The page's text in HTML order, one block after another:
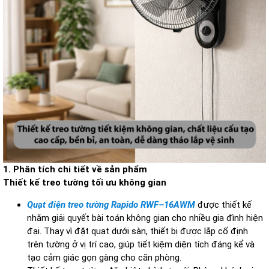
1. Phân tích chi tiết về sản phẩm
Thiết kế treo tường tối ưu không gian
Quạt điện treo tường Rapido RWF–16AWM được thiết kế
nhằm giải quyết bài toán không gian cho nhiều gia đình hiện
đại. Thay vì đặt quạt dưới sàn, thiết bị được lắp cố định
trên tường ở vị trí cao, giúp tiết kiệm diện tích đáng kể và
tạo cảm giác gọn gàng cho căn phòng.